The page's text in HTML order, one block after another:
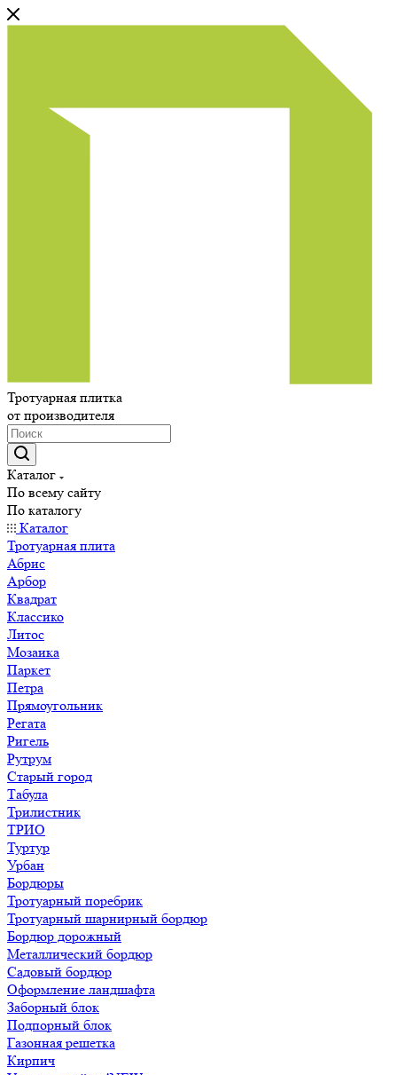
Тротуарная плитка
от производителя
Каталог
По всему сайту
По каталогу
Каталог
Тротуарная плита
Абрис
Арбор
Квадрат
Классико
Литос
Мозаика
Паркет
Петра
Прямоугольник
Регата
Ригель
Рутрум
Старый город
Табула
Трилистник
ТРИО
Туртур
Урбан
Бордюры
Тротуарный поребрик
Тротуарный шарнирный бордюр
Бордюр дорожный
Металлический бордюр
Садовый бордюр
Оформление ландшафта
Заборный блок
Подпорный блок
Газонная решетка
Кирпич